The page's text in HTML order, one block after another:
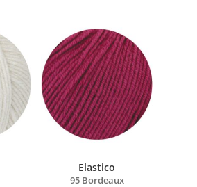
Elastico
95 Bordeaux